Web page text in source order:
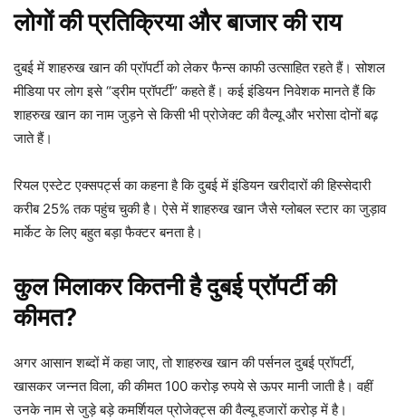
लोगों की प्रतिक्रिया और बाजार की राय
दुबई में शाहरुख खान की प्रॉपर्टी को लेकर फैन्स काफी उत्साहित रहते हैं। सोशल
मीडिया पर लोग इसे “ड्रीम प्रॉपर्टी” कहते हैं। कई इंडियन निवेशक मानते हैं कि
शाहरुख खान का नाम जुड़ने से किसी भी प्रोजेक्ट की वैल्यू और भरोसा दोनों बढ़
जाते हैं।
रियल एस्टेट एक्सपर्ट्स का कहना है कि दुबई में इंडियन खरीदारों की हिस्सेदारी
करीब 25% तक पहुंच चुकी है। ऐसे में शाहरुख खान जैसे ग्लोबल स्टार का जुड़ाव
मार्केट के लिए बहुत बड़ा फैक्टर बनता है।
कुल मिलाकर कितनी है दुबई प्रॉपर्टी की
कीमत?
अगर आसान शब्दों में कहा जाए, तो शाहरुख खान की पर्सनल दुबई प्रॉपर्टी,
खासकर जन्नत विला, की कीमत 100 करोड़ रुपये से ऊपर मानी जाती है। वहीं
उनके नाम से जुड़े बड़े कमर्शियल प्रोजेक्ट्स की वैल्यू हजारों करोड़ में है।